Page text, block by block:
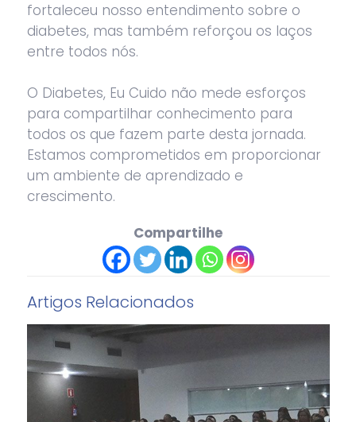
fortaleceu nosso entendimento sobre o
diabetes, mas também reforçou os laços
entre todos nós.
O Diabetes, Eu Cuido não mede esforços
para compartilhar conhecimento para
todos os que fazem parte desta jornada.
Estamos comprometidos em proporcionar
um ambiente de aprendizado e
crescimento.
Compartilhe
Artigos Relacionados